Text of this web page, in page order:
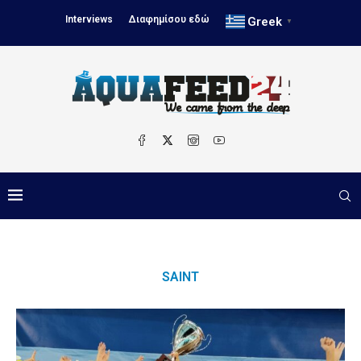
Interviews Διαφημίσου εδώ Greek ▼
SAINT